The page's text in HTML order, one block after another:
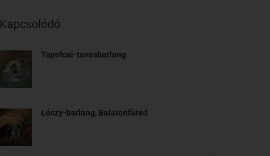
Kapcsolódó
Tapolcai-tavasbarlang
Lóczy-barlang, Balatonfüred